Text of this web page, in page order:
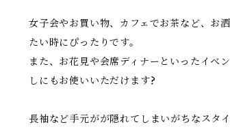
女子会やお買い物、カフェでお茶など、お
たい時にぴったりです。
また、お花見や会席ディナーといったイベ
しにもお使いいただけます?
長袖など手元がが隠れてしまいがちなスタ